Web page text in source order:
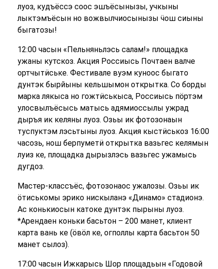
луоз, кудъёссэ соос эшъёсынызы, учкыны
лыктэмъёсын но вожвылчиосынызы ӵош сиыны
быгатозы!
12:00 часын «Пельняньлэсь салам!» площадка
ужаны кутскоз. Акция Россиысь Почтаен валче
ортчытӥське. Фестивале вуэм куноос быгато
дунтэк бырйыны кельшымон открытка. Со борды
марка лякыса но гожтӥськыса, Россиысь пӧртэм
улосвылъёсысь матысь адямиоссылы ужрад
дыръя ик келяны луоз. Озьы ик фотозонаын
туспуктэм лэсьтыны луоз. Акция кыстӥськоз 16:00
часозь, нош берпуметӥ открытка вазьгес келямын
луиз ке, площадка дырызлэсь вазьгес ужамысь
дугдоз.
Мастер-классъёс, фотозонаос ужалозы. Озьы ик
ӧтиськомы эрико нискыланэ «Динамо» стадионэ.
Ас конькиосын катоке дунтэк пырыны луоз.
*Арендаен коньки басьтон – 200 манет, клиент
карта вань ке (ӧвӧл ке, огполлы карта басьтон 50
манет сылоз).
17:00 часын Ижкарысь Шор площадьын «Годовой